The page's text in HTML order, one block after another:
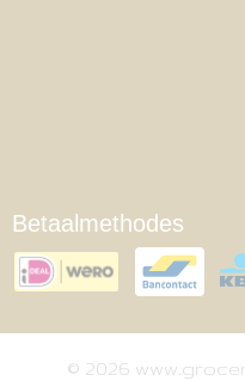
Betaalmethodes
© 2026